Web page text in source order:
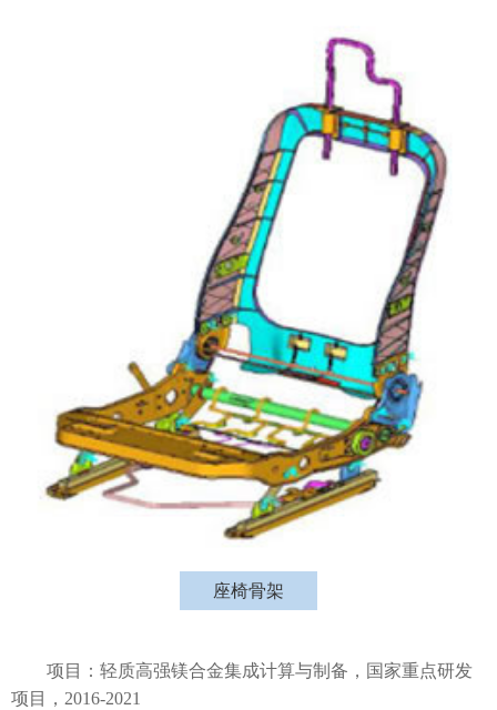
座椅骨架
项目：轻质高强镁合金集成计算与制备，国家重点研发
项目，2016-2021